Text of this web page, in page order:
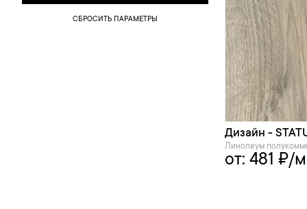
СБРОСИТЬ ПАРАМЕТРЫ
Дизайн -
Линолеум
от: 481 ₽/м